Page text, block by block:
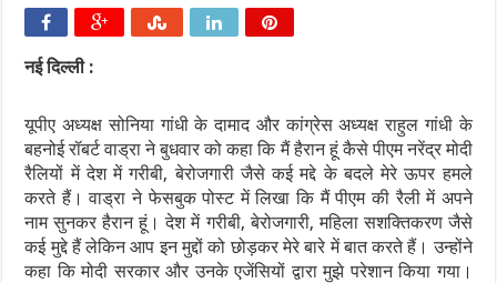
नई दिल्ली :
यूपीए अध्यक्ष सोनिया गांधी के दामाद और कांग्रेस अध्यक्ष राहुल गांधी के
बहनोई रॉबर्ट वाड्रा ने बुधवार को कहा कि मैं हैरान हूं कैसे पीएम नरेंद्र मोदी
रैलियों में देश में गरीबी, बेरोजगारी जैसे कई मद्दे के बदले मेरे ऊपर हमले
करते हैं। वाड्रा ने फेसबुक पोस्ट में लिखा कि मैं पीएम की रैली में अपने
नाम सुनकर हैरान हूं। देश में गरीबी, बेरोजगारी, महिला सशक्तिकरण जैसे
कई मुद्दे हैं लेकिन आप इन मुद्दों को छोड़कर मेरे बारे में बात करते हैं। उन्होंने
कहा कि मोदी सरकार और उनके एजेंसियों द्वारा मुझे परेशान किया गया।